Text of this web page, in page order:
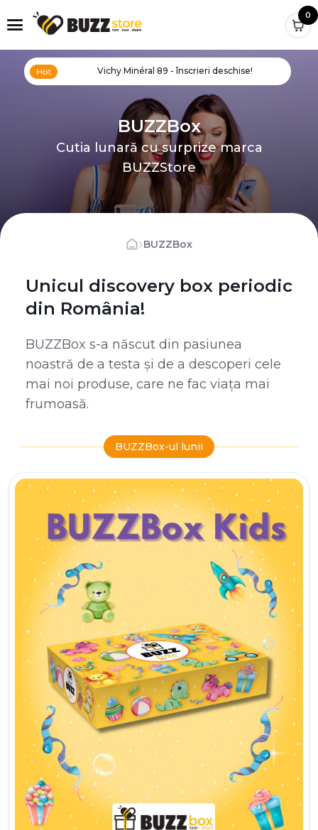
0
Vichy Minéral 89 - înscrieri deschise!
BUZZBox
Cutia lunară cu surprize marca
BUZZStore
›BUZZBox
Unicul discovery box periodic
din România!
BUZZBox s-a născut din pasiunea
noastră de a testa și de a descoperi cele
mai noi produse, care ne fac viața mai
frumoasă.
BUZZBox-ul lunii